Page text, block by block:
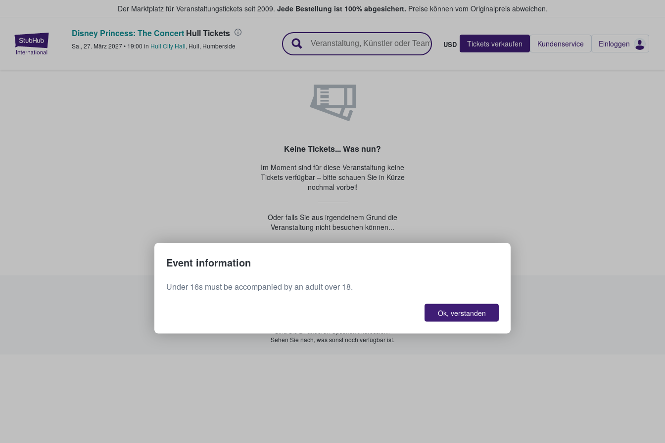
Der Marktplatz für Veranstaltungstickets seit 2009. Jede Bestellung ist 100% abgesichert. Preise können vom Originalpreis abweichen.
StubHub - Wo Fans Tickets kaufen & verkaufen
Disney Princess: The Concert Hull Tickets
Sa., 27. März 2027• 19:00 in Hull City Hall, Hull, Humberside USD Tickets verkaufen Kundenservice Einloggen
Keine Tickets... Was nun?
Im Moment sind für diese Veranstaltung keine
Tickets verfügbar – bitte schauen Sie in Kürze
nochmal vorbei!
Oder falls Sie aus irgendeinem Grund die
Veranstaltung nicht besuchen können...
Sehen Sie nach, was sonst noch verfügbar ist.
Event information
Under 16s must be accompanied by an adult over 18.
Ok, verstanden